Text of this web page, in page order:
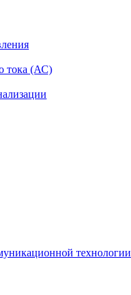
тока (АС)
технологии